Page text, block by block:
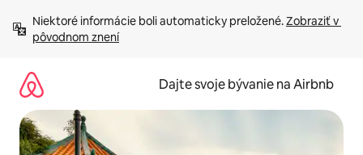
obsah.
Niektoré informácie boli automaticky preložené. Zobraziť v
pôvodnom znení
Dajte svoje bývanie na Airbnb